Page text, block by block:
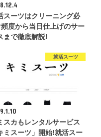
スーツはクリーニング必
度から当日仕上げのサー
まで徹底解説!
就活スーツ
スカもレンタルサービス
ミスーツ」開始!就活スー